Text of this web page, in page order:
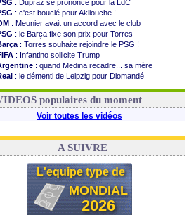
: Dupraz se prononce pour la LdC
: c'est bouclé pour Akliouche !
: Meunier avait un accord avec le club
: le Barça fixe son prix pour Torres
: Torres souhaite rejoindre le PSG !
: Infantino sollicite Trump
: quand Medina recadre... sa mère
: le démenti de Leipzig pour Diomandé
: le conseiller d'Infantino démissionne !
populaires du moment
Voir toutes les vidéos
A SUIVRE
L'equipe type de
MONDIAL
2026